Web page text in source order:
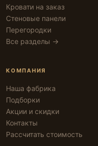
Кровати на заказ
Стеновые панели
Перегородки
Все разделы →
КОМПАНИЯ
Наша фабрика
Подборки
Акции и скидки
Контакты
Рассчитать стоимость